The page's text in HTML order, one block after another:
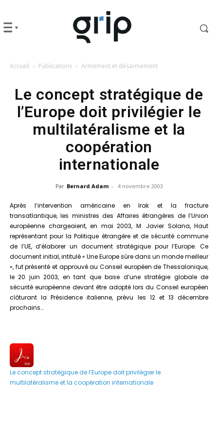
Accueil Publications Armement et désarmement
Le concept stratégique de
l’Europe doit privilégier le
multilatéralisme et la
coopération
internationale
Par Bernard Adam - 4 novembre 2003
Après l’intervention américaine en Irak et la fracture
transatlantique, les ministres des Affaires étrangères de l’Union
européenne chargeaient, en mai 2003, M. Javier Solana, Haut
représentant pour la Politique étrangère et de sécurité commune
de l’UE, d’élaborer un document stratégique pour l’Europe. Ce
document initial, intitulé « Une Europe sûre dans un monde meilleur
», fut présenté et approuvé au Conseil européen de Thessalonique,
le 20 juin 2003, en tant que base d’une stratégie globale de
sécurité européenne devant être adopté lors du Conseil européen
clôturant la Présidence italienne, prévu les 12 et 13 décembre
prochains…
Le concept stratégique de l’Europe doit privilégier le
multilatéralisme et la coopération internationale